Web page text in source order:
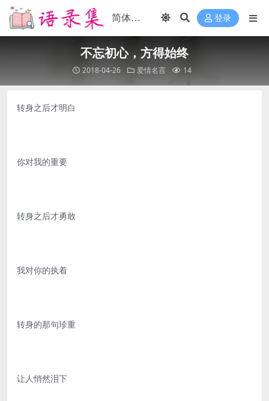
登录
不忘初心，方得始终
2018-04-26 爱情名言 14
转身之后才明白
你对我的重要
转身之后才勇敢
我对你的执着
转身的那句珍重
让人悄然泪下